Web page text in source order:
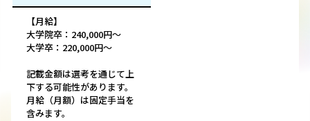
【月給】
大学院卒：240,000円～
大学卒：220,000円～
記載金額は選考を通じて上
下する可能性があります。
月給（月額）は固定手当を
含みます。